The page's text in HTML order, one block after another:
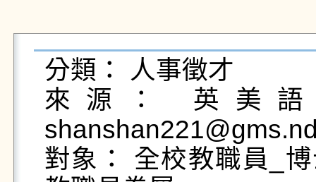
分類： 人事徵才
來源： 英美
對象： 全校教職員_